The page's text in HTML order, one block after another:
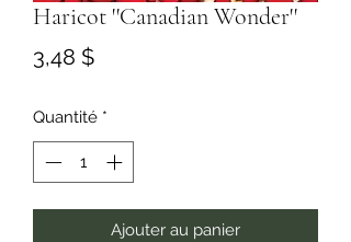
Haricot ''Canadian Wonder''
3,48 $Prix
Quantité *
Ajouter au panier